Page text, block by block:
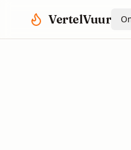
VertelVuur